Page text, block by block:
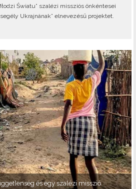
Światu” szalézi missziós önkéntesei
Ukrajnának” elnevezésű projektet.
és egy szalézi misszió